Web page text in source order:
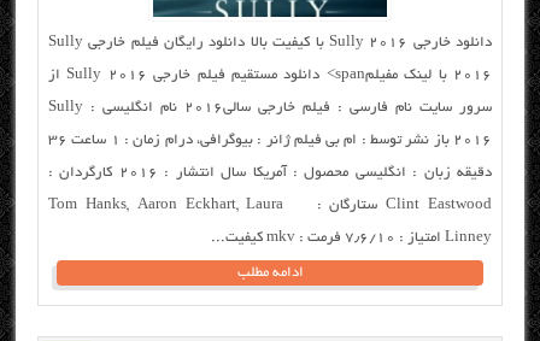
دانلود خارجی Sully 2016 با کیفیت بالا دانلود رایگان فیلم خارجی Sully
2016 با لینک مفیلمspan> دانلود مستقیم فیلم خارجی Sully 2016 از
سرور سایت نام فارسی : فیلم خارجی سالی۲۰۱۶ نام انگلیسی : Sully
2016 باز نشر توسط : ام بی فیلم ژانر : بیوگرافی، درام زمان : ۱ ساعت ۳۶
دقیقه زبان : انگلیسی محصول : آمریکا سال انتشار : ۲۰۱۶ کارگردان :
Clint Eastwood ستارگان : Tom Hanks, Aaron Eckhart, Laura
Linney امتیاز : ۷٫۶/۱۰ فرمت : mkv کیفیت...
ادامه مطلب